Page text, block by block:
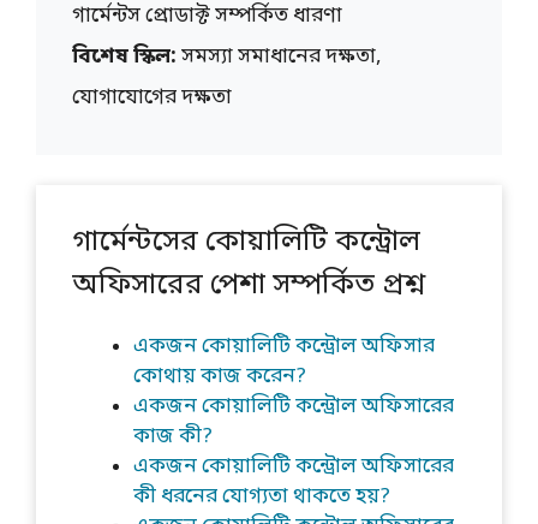
গার্মেন্টস প্রোডাক্ট সম্পর্কিত ধারণা
বিশেষ স্কিল: সমস্যা সমাধানের দক্ষতা,
যোগাযোগের দক্ষতা
গার্মেন্টসের কোয়ালিটি কন্ট্রোল
অফিসারের পেশা সম্পর্কিত প্রশ্ন
একজন কোয়ালিটি কন্ট্রোল অফিসার
কোথায় কাজ করেন?
একজন কোয়ালিটি কন্ট্রোল অফিসারের
কাজ কী?
একজন কোয়ালিটি কন্ট্রোল অফিসারের
কী ধরনের যোগ্যতা থাকতে হয়?